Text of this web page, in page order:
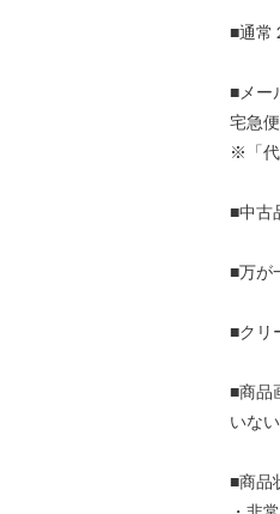
■通常
■メー
宅急
※「代
■中古
■万が
■クリ
■商品
いな
■商品